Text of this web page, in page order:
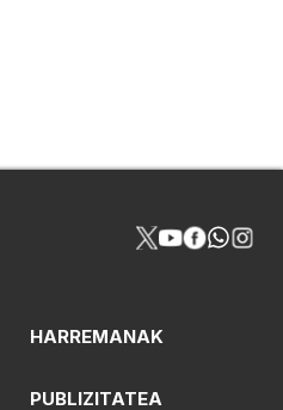
HARREMANAK
PUBLIZITATEA